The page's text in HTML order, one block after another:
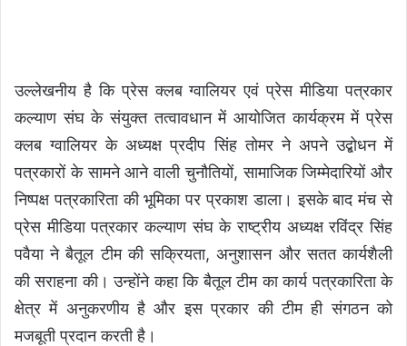
उल्लेखनीय है कि प्रेस क्लब ग्वालियर एवं प्रेस मीडिया पत्रकार
कल्याण संघ के संयुक्त तत्वावधान में आयोजित कार्यक्रम में प्रेस
क्लब ग्वालियर के अध्यक्ष प्रदीप सिंह तोमर ने अपने उद्बोधन में
पत्रकारों के सामने आने वाली चुनौतियों, सामाजिक जिम्मेदारियों और
निष्पक्ष पत्रकारिता की भूमिका पर प्रकाश डाला। इसके बाद मंच से
प्रेस मीडिया पत्रकार कल्याण संघ के राष्ट्रीय अध्यक्ष रविंद्र सिंह
पवैया ने बैतूल टीम की सक्रियता, अनुशासन और सतत कार्यशैली
की सराहना की। उन्होंने कहा कि बैतूल टीम का कार्य पत्रकारिता के
क्षेत्र में अनुकरणीय है और इस प्रकार की टीम ही संगठन को
मजबूती प्रदान करती है।